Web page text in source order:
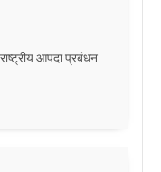
आपदा प्रबंधन